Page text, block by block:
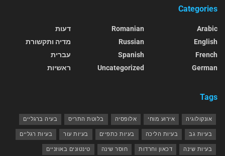
Categories
Arabic
English
French
German
Romanian
Russian
Spanish
Uncategorized
דעות
מדיה ותקשורת
עברית
ראשיות
Tags
אונקולוגיה אירוע מוחי אלופסיה בלוטת התריס בעיה ברגליים
בעיות גב בעיות הליכה בעיות כתפיים בעיות עור בעיות רגליים
בעיות שינה דכאון וחרדות חוסר שינה טינטונים באוזניים